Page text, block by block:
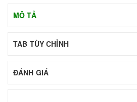
MÔ TẢ
TAB TÙY CHỈNH
ĐÁNH GIÁ